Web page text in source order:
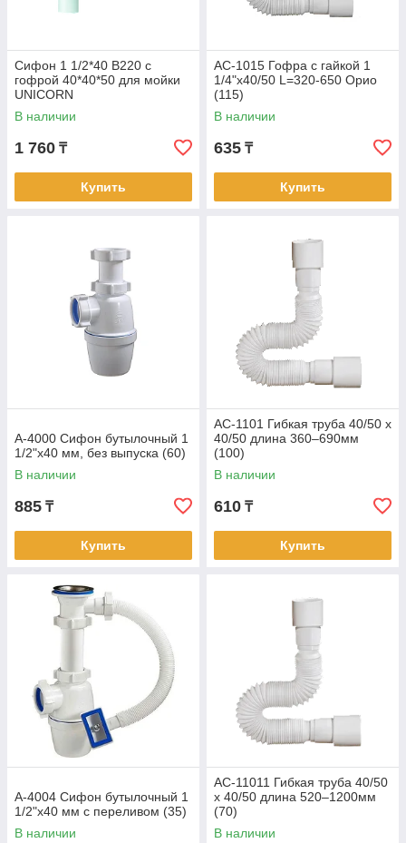
Сифон 1 1/2*40 B220 с
гофрой 40*40*50 для мойки
UNICORN
В наличии
1 760 ₸
Купить
АС-1015 Гофра с гайкой 1
1/4"x40/50 L=320-650 Орио
(115)
В наличии
635 ₸
Купить
А-4000 Сифон бутылочный 1
1/2"х40 мм, без выпуска (60)
В наличии
885 ₸
Купить
АС-1101 Гибкая труба 40/50 х
40/50 длина 360–690мм
(100)
В наличии
610 ₸
Купить
А-4004 Сифон бутылочный 1
1/2"х40 мм с переливом (35)
В наличии
АС-11011 Гибкая труба 40/50
х 40/50 длина 520–1200мм
(70)
В наличии